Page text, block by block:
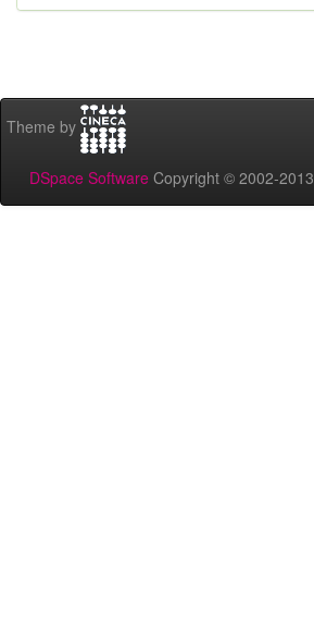
Theme by
DSpace Software Copyright © 2002-2013